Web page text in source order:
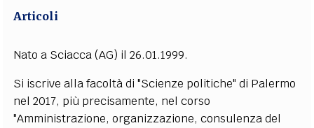
FILODIRITTO
EXTRA
CODICI RUBRICHE LIBRI PROCEEDINGS PUBBLICITÀ
Articoli
Nato a Sciacca (AG) il 26.01.1999.
Si iscrive alla facoltà di "Scienze politiche" di Palermo
nel 2017, più precisamente, nel corso
"Amministrazione, organizzazione, consulenza del